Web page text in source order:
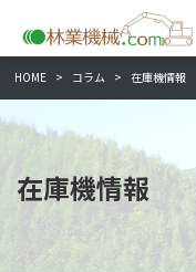
HOME コラム 在庫機情報
在庫機情報